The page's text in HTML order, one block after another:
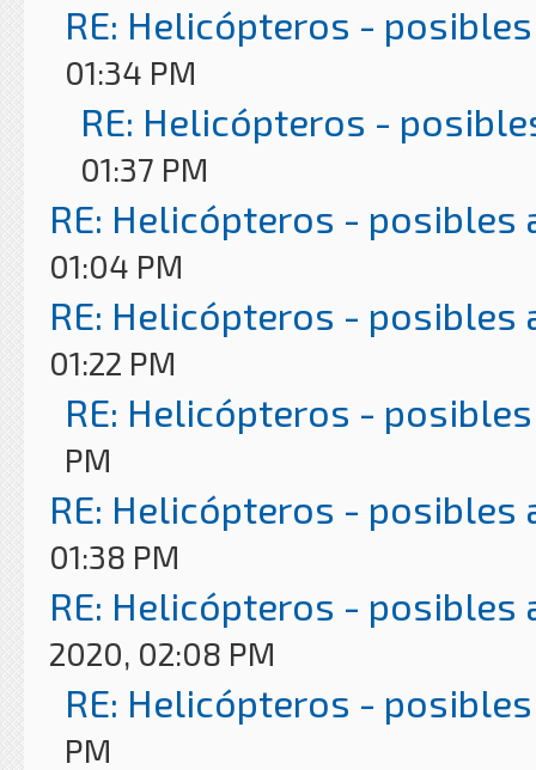
RE: Helicópteros -
01:34 PM
RE: Helicópteros -
01:37 PM
RE: Helicópteros - posibles
01:04 PM
RE: Helicópteros - posibles
01:22 PM
RE: Helicópteros -
PM
RE: Helicópteros - posibles
01:38 PM
RE: Helicópteros - posibles
2020, 02:08 PM
RE: Helicópteros -
PM